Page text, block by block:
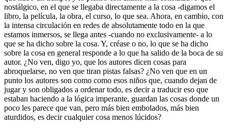
nostálgico, en el que se llegaba directamente a la cosa -digamos el
libro, la película, la obra, el curso, lo que sea. Ahora, en cambio, con
la intensa circulación en redes de absolutamente todo en la que
estamos inmersos, se llega antes -cuando no exclusivamente- a lo
que se ha dicho sobre la cosa. Y, créase o no, lo que se ha dicho
sobre la cosa en general responde a lo que ha salido de la boca de su
autor. ¿No ven, digo yo, que los autores dicen cosas para
abroquelarse, no ven que tiran pistas falsas? ¿No ven que en un
punto los autores son como como esos niños que, cuando dejan de
jugar y son obligados a ordenar todo, es decir a traducir eso que
estaban haciendo a la lógica imperante, guardan las cosas donde un
poco les parece que van, pero más bien embolados, más bien
aturdidos, es decir cualquier cosa menos lúcidos?